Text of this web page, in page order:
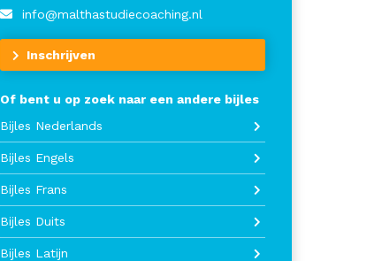
info@malthastudiecoaching.nl
Inschrijven
Of bent u op zoek naar een andere bijles
Bijles Nederlands
Bijles Engels
Bijles Frans
Bijles Duits
Bijles Latijn